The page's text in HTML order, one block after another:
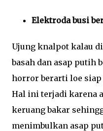
Elektroda busi
Ujung knalpot kalau
basah dan asap putih
horror berarti loe
Hal ini terjadi karena
keruang bakar
menimbulkan asap